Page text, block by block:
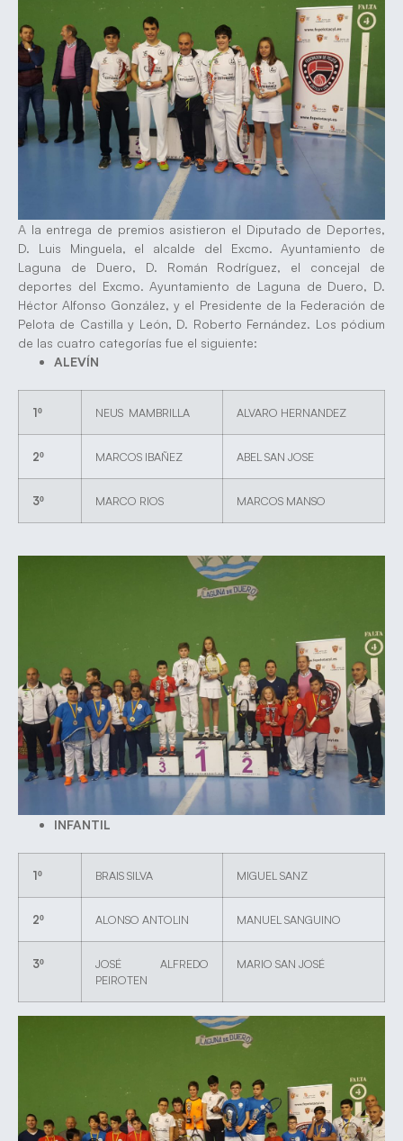
A la entrega de premios asistieron el Diputado de Deportes,
D. Luis Minguela, el alcalde del Excmo. Ayuntamiento de
Laguna de Duero, D. Román Rodríguez, el concejal de
deportes del Excmo. Ayuntamiento de Laguna de Duero, D.
Héctor Alfonso González, y el Presidente de la Federación de
Pelota de Castilla y León, D. Roberto Fernández. Los pódium
de las cuatro categorías fue el siguiente:
ALEVÍN
1º NEUS MAMBRILLA ALVARO HERNANDEZ
2º MARCOS IBAÑEZ ABEL SAN JOSE
3º MARCO RIOS MARCOS MANSO
INFANTIL
1º BRAIS SILVA MIGUEL SANZ
2º ALONSO ANTOLIN MANUEL SANGUINO
3º
JOSÉ ALFREDO
PEIROTEN
MARIO SAN JOSÉ